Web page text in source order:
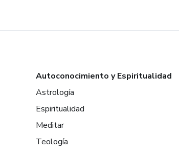
Autoconocimiento y Espiritualidad
Astrología
Espiritualidad
Meditar
Teología